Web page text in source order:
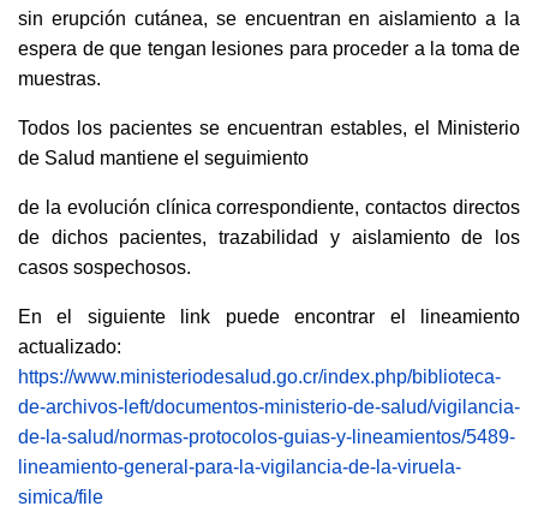
sin erupción cutánea, se encuentran en aislamiento a la
espera de que tengan lesiones para proceder a la toma de
muestras.
Todos los pacientes se encuentran estables, el Ministerio
de Salud mantiene el seguimiento
de la evolución clínica correspondiente, contactos directos
de dichos pacientes, trazabilidad y aislamiento de los
casos sospechosos.
En el siguiente link puede encontrar el lineamiento
actualizado:
https://www.ministeriodesalud.go.cr/index.php/biblioteca-
de-archivos-left/documentos-ministerio-de-salud/vigilancia-
de-la-salud/normas-protocolos-guias-y-lineamientos/5489-
lineamiento-general-para-la-vigilancia-de-la-viruela-
simica/file